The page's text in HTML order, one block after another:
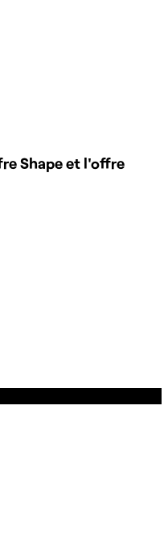
Shape et l'offre